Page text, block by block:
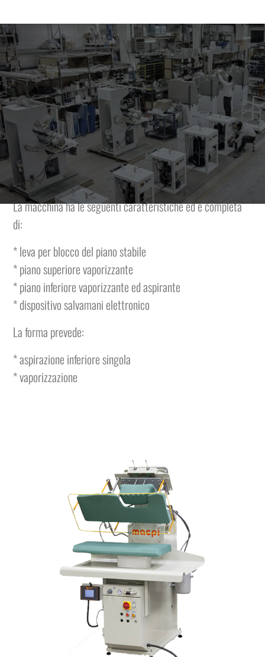
555.10-4037
SLENTATURA MANICHE
Macchina da stiro elettropneumatica con forme riscaldate a
vapore, piano premistoffa superiore mobile montato su
braccio comandato a pedale e piano inferiore fisso. Sul
braccio è montato un sistema pneumatico di slentatura.
La macchina ha le seguenti caratteristiche ed è completa
di:
* leva per blocco del piano stabile
* piano superiore vaporizzante
* piano inferiore vaporizzante ed aspirante
* dispositivo salvamani elettronico
La forma prevede:
* aspirazione inferiore singola
* vaporizzazione